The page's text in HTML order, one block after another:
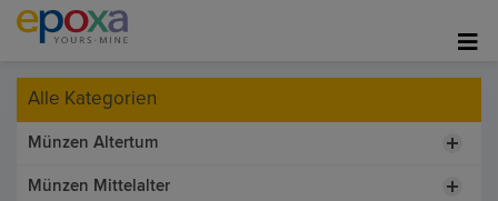
Alle Kategorien
Münzen Altertum
Münzen Mittelalter